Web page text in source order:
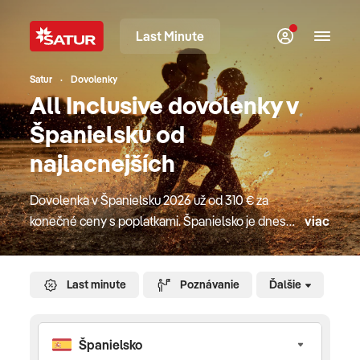
Last Minute
Satur Dovolenky
All Inclusive dovolenky v
Španielsku od
najlacnejších
Dovolenka v Španielsku 2026 už od 310 € za
konečné ceny s poplatkami. Španielsko je dnes
jednou z najnavštevovanejších destinácii, a to
kuchyni či pieskovým plážam s pozvoľným
s deťmi. Aké letovisko si vybrať? Andalúzia, oblasť
na juhu Španielska, je obľúbenou cieľovou
viac
Ďalšie
Last minute Poznávanie